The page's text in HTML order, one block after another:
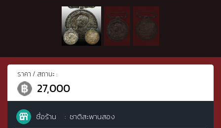
ราคา / สถานะ :
27,000
ชื่อร้าน
ชาติสะพานสอง